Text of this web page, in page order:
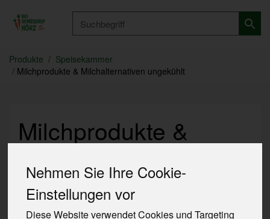
Nehmen Sie Ihre Cookie-
Einstellungen vor
Diese Website verwendet Cookies und Targeting
Produkte
Speisekammer
Milchprodukte & Milchalternativen ungekühlt
Milchprodukte &
Milchalternativen
ungekühlt